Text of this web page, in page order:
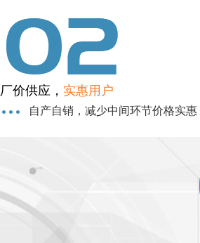
厂价供应， 实惠用户
自产自销，减少中间环节价格实惠